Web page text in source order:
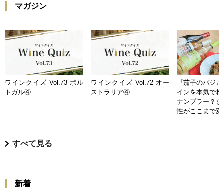
マガジン
ワインクイズ Vol.73 ポル
トガル④
ワインクイズ Vol.72 オー
ストラリア④
『茄子のバジ
インを本気で
ナンプラー？
性がここまで
すべて見る
新着